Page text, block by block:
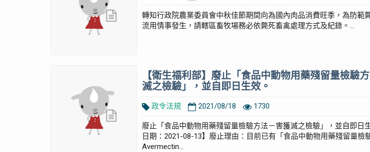
轉知行政院農業委員會中秋佳節期間向為國內肉品消費旺季，為防範
流用情事發生，請轄區畜牧場務必依斃死畜禽處理方式及紀錄。...
【衛生福利部】廢止「食品中動物用藥殘留量檢驗
滅之檢驗」，並自即日生效。
政令法規 2021/08/18 1730
廢止「食品中動物用藥殘留量檢驗方法－害獲滅之檢驗」，並自即日
日期：2021-08-13】廢止理由：目前已有「食品中動物用藥殘留量檢
Avermectin...